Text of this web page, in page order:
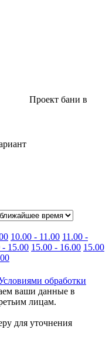
Проект бани в
10.00 - 11.00 11.00 -
- 15.00 15.00 - 16.00 15.00
обработки
ваши данные в
лицам.
для уточнения